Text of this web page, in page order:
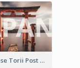
Japanese Torii Post Card